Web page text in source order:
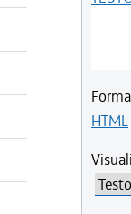
HTML